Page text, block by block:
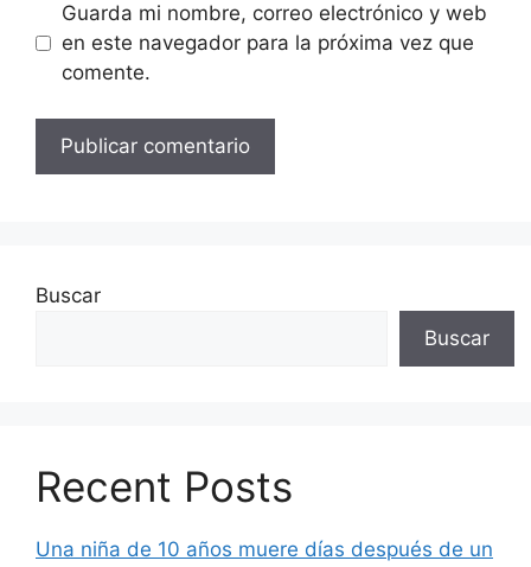
Guarda mi nombre, correo electrónico y web
en este navegador para la próxima vez que
comente.
Buscar
Buscar
Recent Posts
Una niña de 10 años muere días después de un